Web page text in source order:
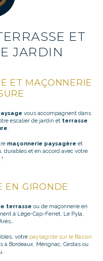
ET
JARDIN
ET MAÇONNERIE
vous accompagnent dans
escalier de jardin et terrasse
maçonnerie paysagère et
, durables et en accord avec votre
EN GIRONDE
terrasse ou de maçonnerie en
à Lège-Cap-Ferret, Le Pyla,
votre paysagiste sur le Bassin
à Bordeaux, Mérignac, Cestas ou